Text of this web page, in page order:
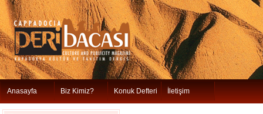
Anasayfa Biz Kimiz? Konuk Defteri İletişim